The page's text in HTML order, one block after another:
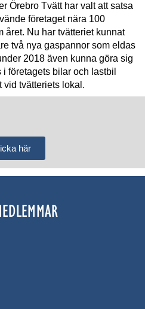
Örebro Tvätt har valt att satsa
företaget nära 100
året. Nu har tvätteriet kunnat
två nya gaspannor som eldas
2018 även kunna göra sig
företagets bilar och lastbil
vid tvätteriets lokal.
här